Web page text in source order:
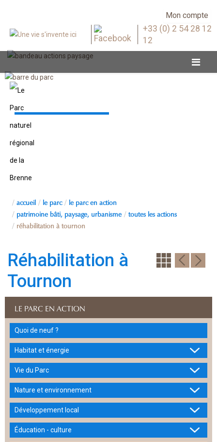
Mon compte
+33 (0) 2 54 28 12
12
accueil le parc le parc en action
patrimoine bâti, paysage, urbanisme toutes les actions
réhabilitation à tournon
Réhabilitation à
Tournon
LE PARC EN ACTION
Quoi de neuf ?
Habitat et énergie
Vie du Parc
Nature et environnement
Développement local
Éducation - culture